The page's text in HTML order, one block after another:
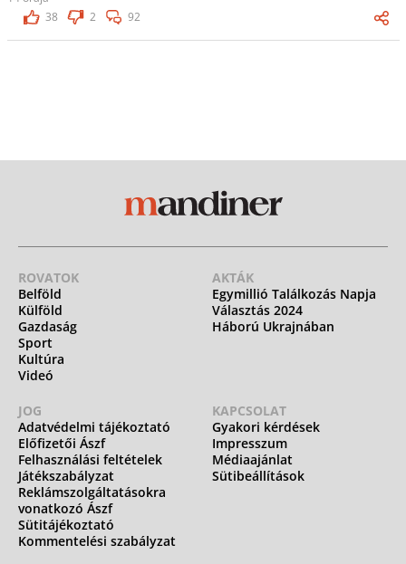
38
2 92
ROVATOK
Belföld
Külföld
Gazdaság
Sport
Kultúra
Videó
AKTÁK
Egymillió Találkozás Napja
Választás 2024
Háború Ukrajnában
JOG
Adatvédelmi tájékoztató
Előfizetői Ászf
Felhasználási feltételek
Játékszabályzat
Reklámszolgáltatásokra
vonatkozó Ászf
Sütitájékoztató
Kommentelési szabályzat
KAPCSOLAT
Gyakori kérdések
Impresszum
Médiaajánlat
Sütibeállítások